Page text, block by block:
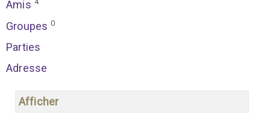
Amis
Groupes 0
Parties
Adresse
Afficher